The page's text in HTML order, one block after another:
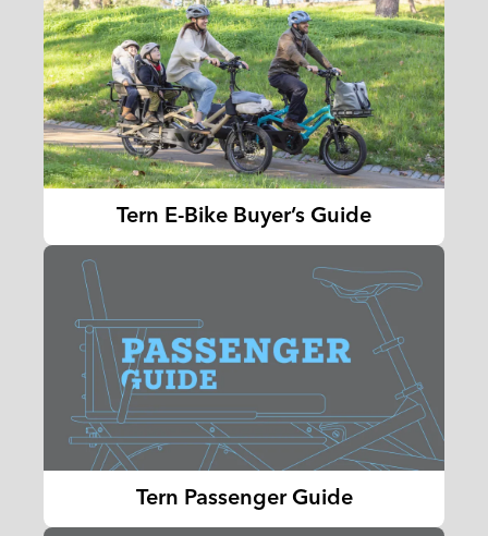
Tern E-Bike Buyer’s Guide
Tern Passenger Guide